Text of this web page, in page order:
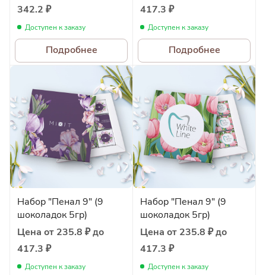
342.2 ₽
Доступен к заказу
Подробнее
417.3 ₽
Доступен к заказу
Подробнее
Набор "Пенал 9" (9
шоколадок 5гр)
Цена от 235.8 ₽ до
417.3 ₽
Доступен к заказу
Набор "Пенал 9" (9
шоколадок 5гр)
Цена от 235.8 ₽ до
417.3 ₽
Доступен к заказу